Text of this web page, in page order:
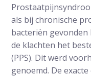
als bij chronische
bacteriën gevonden
de klachten het
(PPS). Dit werd
genoemd. De